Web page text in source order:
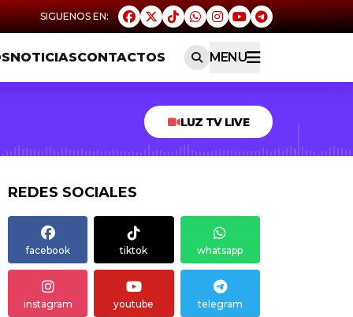
NOTICIASCONTACTOS MENU
LUZ TV LIVE
REDES SOCIALES
facebook tiktok whatsapp
instagram youtube telegram